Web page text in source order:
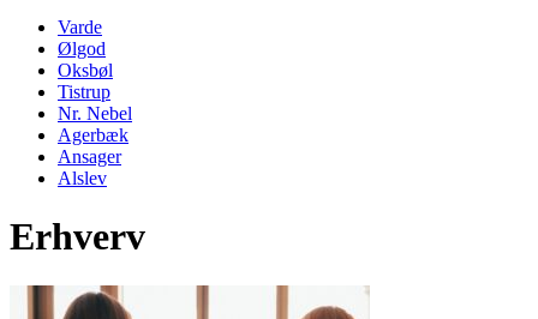
Varde
Ølgod
Oksbøl
Tistrup
Nr. Nebel
Agerbæk
Ansager
Alslev
Erhverv